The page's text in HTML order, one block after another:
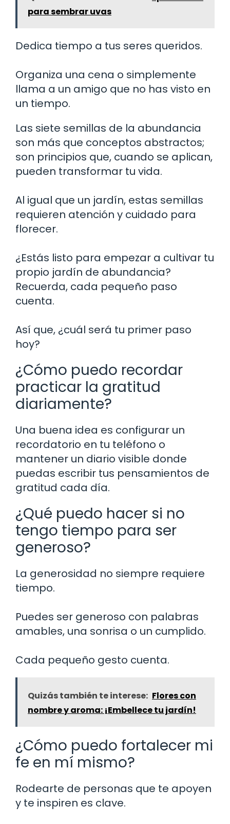
para sembrar uvas
Dedica tiempo a tus seres queridos.
Organiza una cena o simplemente
llama a un amigo que no has visto en
un tiempo.
Las siete semillas de la abundancia
son más que conceptos abstractos;
son principios que, cuando se aplican,
pueden transformar tu vida.
Al igual que un jardín, estas semillas
requieren atención y cuidado para
florecer.
¿Estás listo para empezar a cultivar tu
propio jardín de abundancia?
Recuerda, cada pequeño paso
cuenta.
Así que, ¿cuál será tu primer paso
hoy?
¿Cómo puedo recordar
practicar la gratitud
diariamente?
Una buena idea es configurar un
recordatorio en tu teléfono o
mantener un diario visible donde
puedas escribir tus pensamientos de
gratitud cada día.
¿Qué puedo hacer si no
tengo tiempo para ser
generoso?
La generosidad no siempre requiere
tiempo.
Puedes ser generoso con palabras
amables, una sonrisa o un cumplido.
Cada pequeño gesto cuenta.
Quizás también te interese: Flores con
nombre y aroma: ¡Embellece tu jardín!
¿Cómo puedo fortalecer mi
fe en mí mismo?
Rodearte de personas que te apoyen
y te inspiren es clave.